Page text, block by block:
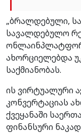
„ბრალდებული,
სავალდებულო
ახორციელებდა
საქმიანობას.
ის ვირტუალური
კონვერტაციას
ქვეყანაში
ფინანსური